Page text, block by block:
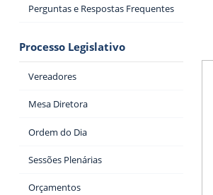
Perguntas e Respostas Frequentes
Processo Legislativo
Vereadores
Mesa Diretora
Ordem do Dia
Sessões Plenárias
Orçamentos